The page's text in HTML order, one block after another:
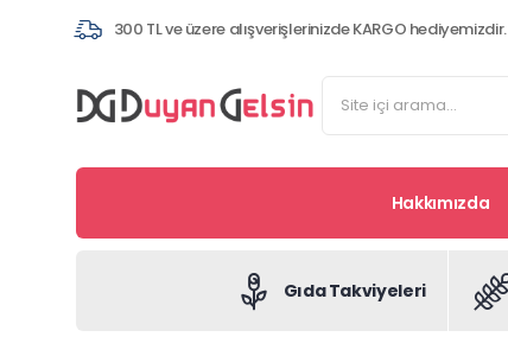
300 TL ve üzere alışverişlerinizde KARGO hediyemizdir.
Hakkımızda
Gıda Takviyeleri